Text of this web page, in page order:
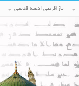
بازآفرینی ادعیه قدسی